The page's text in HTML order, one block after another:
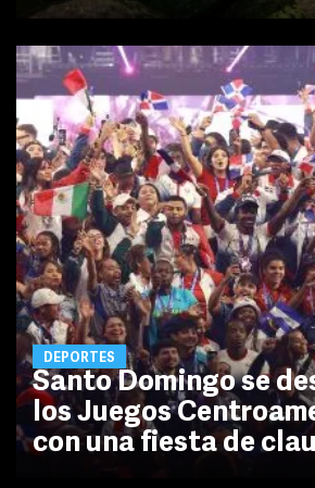
DEPORTES
Santo Domingo se
los Juegos
con una fiesta de